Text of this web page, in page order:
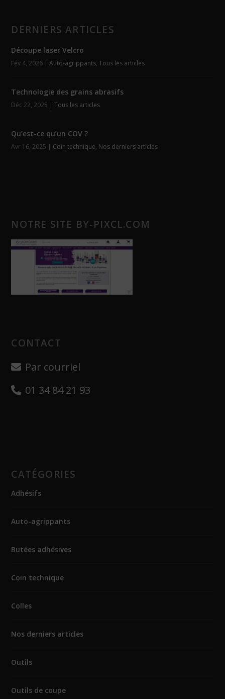
DERNIERS ARTICLES
Découpe laser Velcro
Fév 4, 2026 |Auto-agrippants,Tous les articles
Technologie des grains abrasifs
Déc 22, 2025 |Tous les articles
Qu’est-ce qu’un COV ?
Avr 16, 2025 | Coin technique, Nos derniers articles
NOTRE SITE BY-PIXCL.COM
CONTACT
Par courriel
01 34 84 21 93
CATÉGORIES
Adhésifs
Auto-agrippants
Butées adhésives
Coin technique
Colles
Nos derniers articles
Outils
Outils de coupe